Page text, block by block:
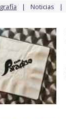
Noticias